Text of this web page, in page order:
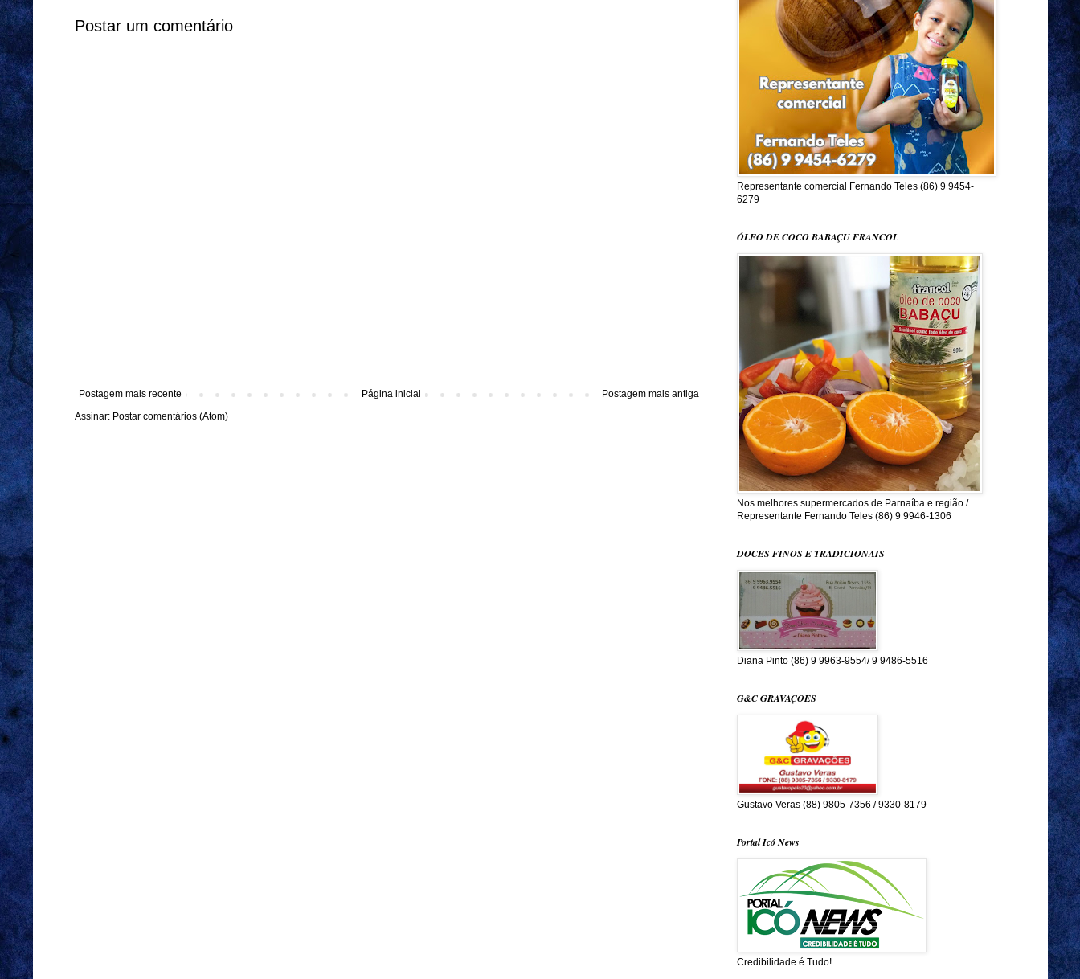
Postar um comentário
Postagem mais recente Postagem mais antiga
Página inicial
Assinar: Postar comentários (Atom)
Representante comercial Fernando Teles (86) 9 9454-
6279
ÓLEO DE COCO BABAÇU FRANCOL
Nos melhores supermercados de Parnaíba e região /
Representante Fernando Teles (86) 9 9946-1306
DOCES FINOS E TRADICIONAIS
Diana Pinto (86) 9 9963-9554/ 9 9486-5516
G&C GRAVAÇOES
Gustavo Veras (88) 9805-7356 / 9330-8179
Portal Icó News
Credibilidade é Tudo!